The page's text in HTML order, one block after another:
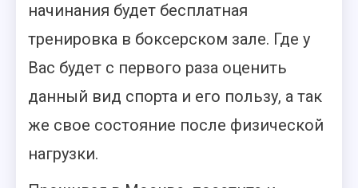
начинания будет бесплатная
тренировка в боксерском зале. Где у
Вас будет с первого раза оценить
данный вид спорта и его пользу, а так
же свое состояние после физической
нагрузки.